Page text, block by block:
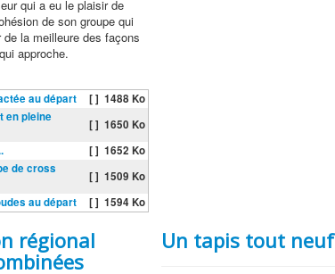
qui a eu le plaisir de
de son groupe qui
la meilleure des façons
approche.
au départ [ ] 1488 Ko
en pleine
[ ] 1650 Ko
[ ] 1652 Ko
de cross
[ ] 1509 Ko
au départ
[ ] 1594 Ko
régional
Un tapis tout neuf